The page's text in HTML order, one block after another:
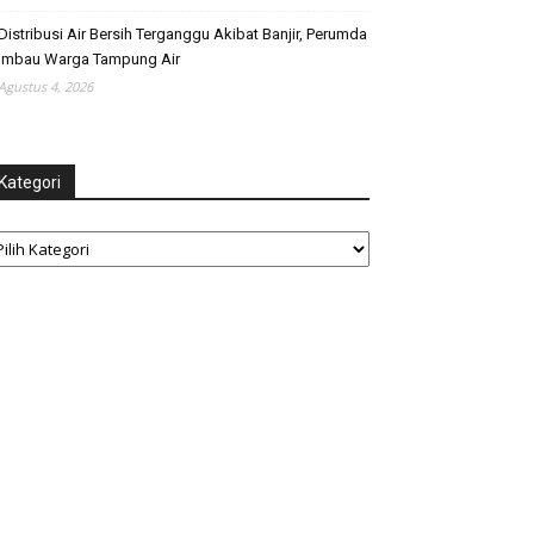
Air Bersih Terganggu Akibat Banjir, Perumda
Warga Tampung Air
4, 2026